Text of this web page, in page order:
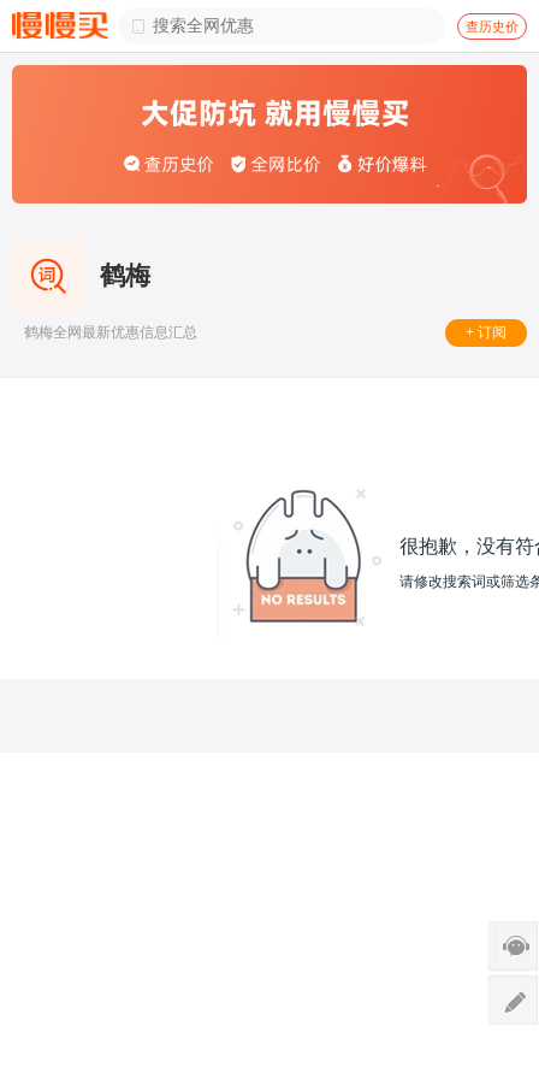
 查历史价
鹤梅
鹤梅全网最新优惠信息汇总 + 订阅
很抱歉，没有
请修改搜索词或筛选